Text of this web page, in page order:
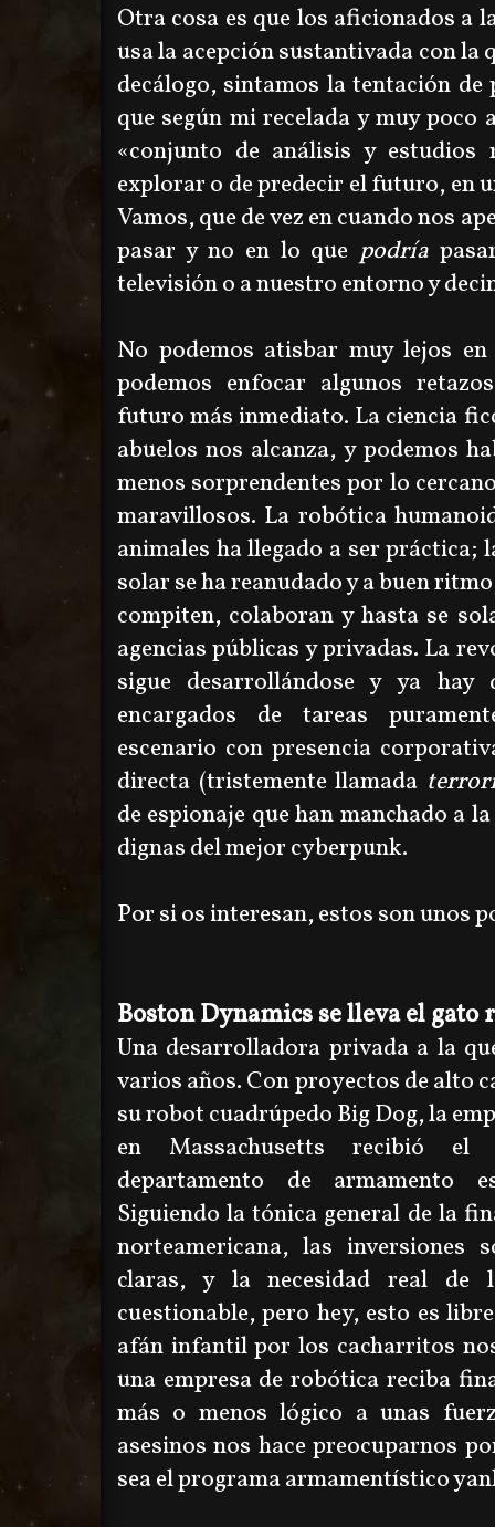
Otra cosa es que los aficionados a
usa la acepción sustantivadacon la
decálogo, sintamos la tentación
que según mi recelada y muy poco
«conjunto de análisis y
explorar o de predecir el futuro, en
Vamos, que de vez en cuando nos
pasar y no en lo que podría
televisión o a nuestro entorno y
No podemos atisbar muy lejos
podemos enfocar algunos
futuro más inmediato. La ciencia
abuelos nos alcanza, y podemos
menos sorprendentes por lo
maravillosos. La robótica
animales ha llegado a ser práctica;
solar se ha reanudado y a buen
compiten, colaboran y hasta se
agencias públicas y privadas. La
sigue desarrollándose y ya hay
encargados de tareas
escenario con presencia
directa (tristemente llamada
de espionaje que han manchado a
dignas del mejor cyberpunk.
Por si os interesan, estos son unos
Boston Dynamics se lleva el gato
Una desarrolladora privada a la
varios años. Con proyectos de alto
su robot cuadrúpedo Big Dog, la
en Massachusetts recibió
departamento de armamento
Siguiendo la tónica general de la
norteamericana, las inversiones
claras, y la necesidad real de
cuestionable, pero hey, esto es
afán infantil por los cacharritos
una empresa de robótica reciba
más o menos lógico a unas
asesinos nos hace preocuparnos
sea el programa armamentístico